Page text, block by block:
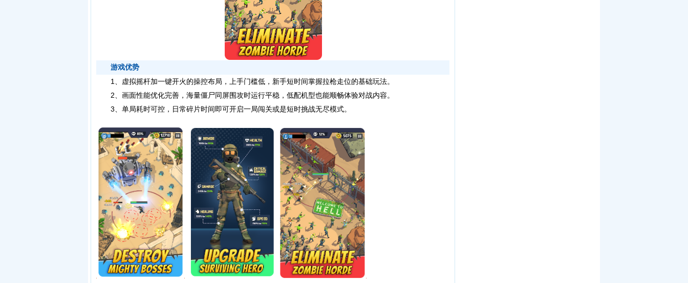
游戏优势
1、虚拟摇杆加一键开火的操控布局，上手门槛低，新手短时间掌握拉枪走位的基础玩法。
2、画面性能优化完善，海量僵尸同屏围攻时运行平稳，低配机型也能顺畅体验对战内容。
3、单局耗时可控，日常碎片时间即可开启一局闯关或是短时挑战无尽模式。